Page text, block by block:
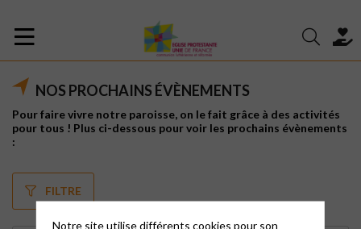
NOS PROCHAINS ÉVÈNEMENTS
Pour faire vivre notre paroisse, on le fait grâce à des activités
pour tous ! Plus ci-dessous pour voir les prochains évènements
:
FILTRE
Notre site utilise différents cookies pour son